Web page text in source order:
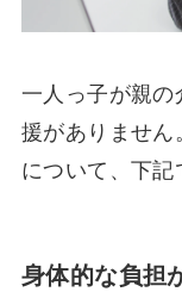
一人っ子が親の
援がありません
について、下記
身体的な負担